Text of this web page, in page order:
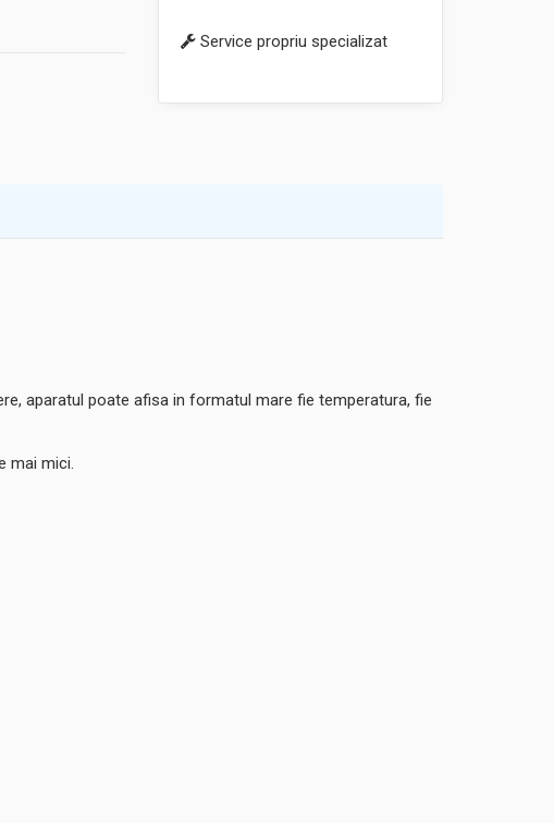
Service propriu specializat
aparatul poate afisa in formatul mare fie temperatura, fie
mai mici.